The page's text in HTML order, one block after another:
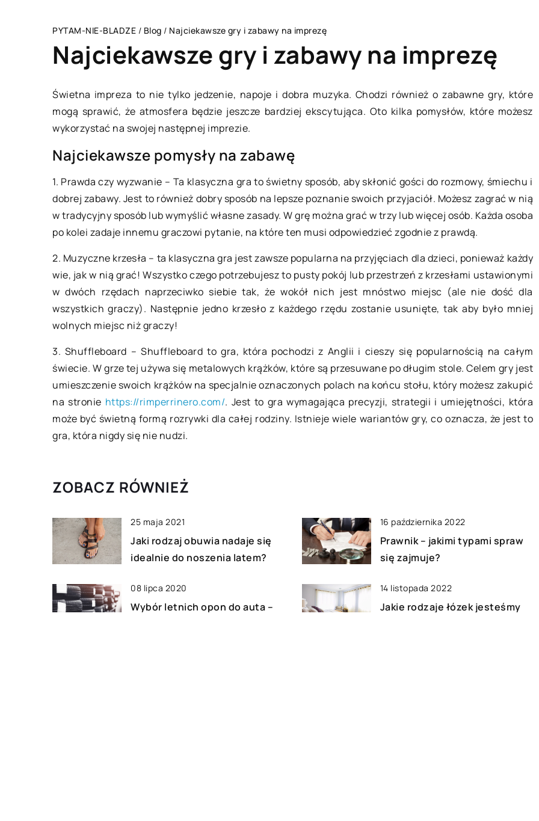
PYTAM-NIE-BLADZE / Blog / Najciekawsze gry i zabawy na imprezę
Najciekawsze gry i zabawy na imprezę
Świetna impreza to nie tylko jedzenie, napoje i dobra muzyka. Chodzi również o zabawne gry, które
mogą sprawić, że atmosfera będzie jeszcze bardziej ekscytująca. Oto kilka pomysłów, które możesz
wykorzystać na swojej następnej imprezie.
Najciekawsze pomysły na zabawę
1. Prawda czy wyzwanie – Ta klasyczna gra to świetny sposób, aby skłonić gości do rozmowy, śmiechu i
dobrej zabawy. Jest to również dobry sposób na lepsze poznanie swoich przyjaciół. Możesz zagrać w nią
w tradycyjny sposób lub wymyślić własne zasady. W grę można grać w trzy lub więcej osób. Każda osoba
po kolei zadaje innemu graczowi pytanie, na które ten musi odpowiedzieć zgodnie z prawdą.
2. Muzyczne krzesła – ta klasyczna gra jest zawsze popularna na przyjęciach dla dzieci, ponieważ każdy
wie, jak w nią grać! Wszystko czego potrzebujesz to pusty pokój lub przestrzeń z krzesłami ustawionymi
w dwóch rzędach naprzeciwko siebie tak, że wokół nich jest mnóstwo miejsc (ale nie dość dla
wszystkich graczy). Następnie jedno krzesło z każdego rzędu zostanie usunięte, tak aby było mniej
wolnych miejsc niż graczy!
3. Shuffleboard – Shuffleboard to gra, która pochodzi z Anglii i cieszy się popularnością na całym
świecie. W grze tej używa się metalowych krążków, które są przesuwane po długim stole. Celem gry jest
umieszczenie swoich krążków na specjalnie oznaczonych polach na końcu stołu, który możesz zakupić
na stronie https://rimperrinero.com/. Jest to gra wymagająca precyzji, strategii i umiejętności, która
może być świetną formą rozrywki dla całej rodziny. Istnieje wiele wariantów gry, co oznacza, że ​​jest to
gra, która nigdy się nie nudzi.
ZOBACZ RÓWNIEŻ
25 maja 2021
Jaki rodzaj obuwia nadaje się
idealnie do noszenia latem?
16 października 2022
Prawnik – jakimi typami spraw
się zajmuje?
08 lipca 2020
Wybór letnich opon do auta –
14 listopada 2022
Jakie rodzaje łózek jesteśmy
BIZNES I USŁUGI
17 listopada 2022
Przewóz towarów przez wodę – jak
to wygląda?
Przewóz towarów przez wodę to
usługa, która pojawia się, gdy trzeba
przetransportować towar z jednego
kraju do drugiego. Jest to […]
LAJFSTAJL
Pamiątka dla rodziców i dzieci – co
kupić świeżo upieczonym
wydarzenie, któremu towarzyszą
jeszcze większe emocje. Pierwsze
spędzone z niewinnym maluszkiem
powinny być pełne czułości, […]